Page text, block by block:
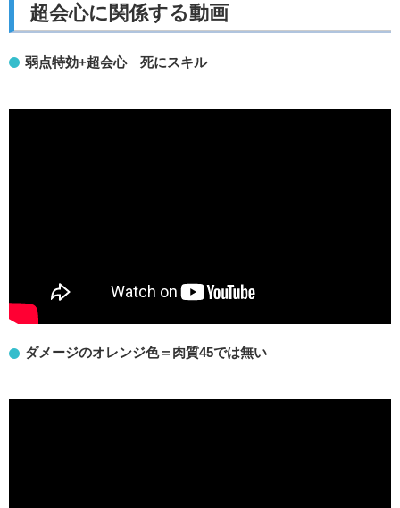
超会心に関係する動画
弱点特効+超会心 死にスキル
ダメージのオレンジ色＝肉質45では無い